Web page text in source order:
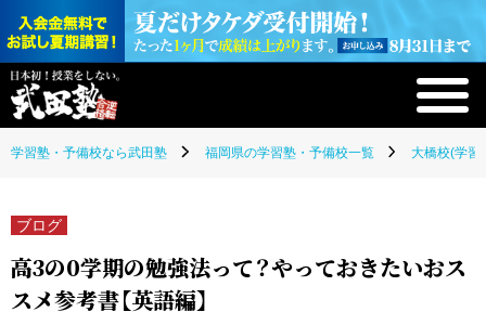
学習塾・予備校なら武田塾 福岡県の学習塾・予備校一覧 大橋校(学習
ブログ
高3の0学期の勉強法って？やっておきたいおス
スメ参考書【英語編】